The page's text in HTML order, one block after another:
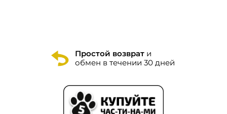
Простой возврати
обмен в течении 30 дней